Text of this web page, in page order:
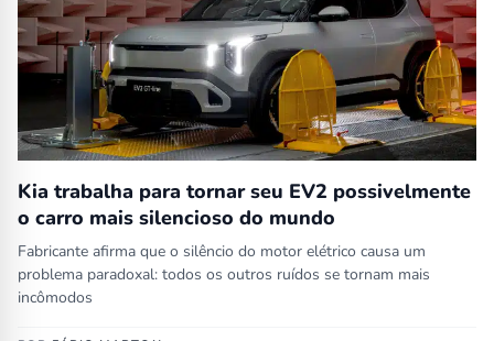
Kia trabalha para tornar seu EV2 possivelmente
o carro mais silencioso do mundo
Fabricante afirma que o silêncio do motor elétrico causa um
problema paradoxal: todos os outros ruídos se tornam mais
incômodos